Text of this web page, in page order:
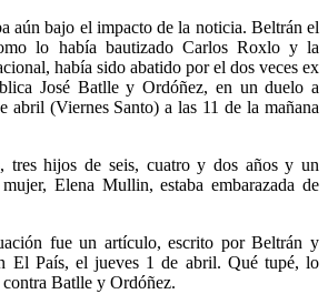
aún bajo el impacto de la noticia. Beltrán el
lo había bautizado Carlos Roxlo y la
había sido abatido por el dos veces ex
José Batlle y Ordóñez, en un duelo a
abril (Viernes Santo) a las 11 de la mañana
tres hijos de seis, cuatro y dos años y un
Elena Mullin, estaba embarazada de
fue un artículo, escrito por Beltrán y
El País, el jueves 1 de abril. Qué tupé, lo
Batlle y Ordóñez.